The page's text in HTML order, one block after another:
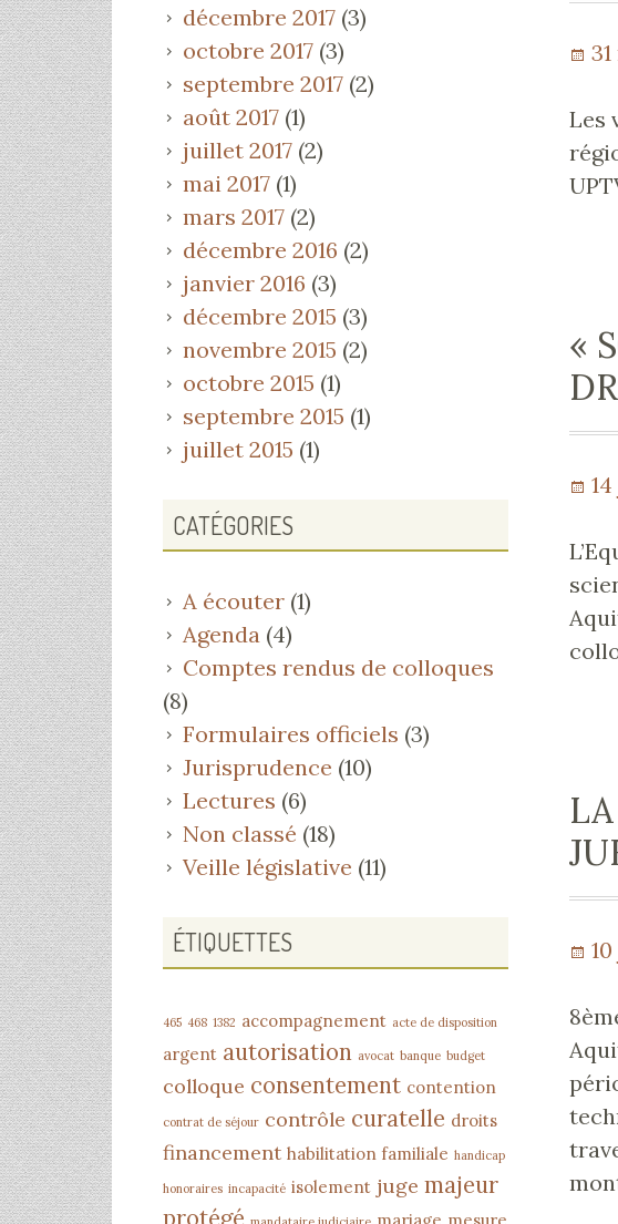
Les
«
décembre 2017(3)
octobre 2017(3)
septembre 2017(2)
août 2017(1)
juillet 2017(2)
mai 2017(1)
mars 2017(2)
décembre 2016 (2)
janvier 2016 (3)
décembre 2015 (3)
novembre 2015 (2)
octobre 2015 (1)
septembre 2015 (1)
juillet 2015 (1)
CATÉGORIES
A écouter(1)
Agenda(4)
Comptes rendus de colloques
(8)
Formulaires officiels (3)
Jurisprudence (10)
Lectures (6)
Non classé (18)
Veille législative (11)
ÉTIQUETTES
465 468 1382 accompagnement acte de disposition
argent autorisation avocat banque budget
colloque consentement contention
contrat de séjour contrôle curatelle droits
financement habilitation familiale handicap
honoraires incapacité isolement juge majeur
protégé